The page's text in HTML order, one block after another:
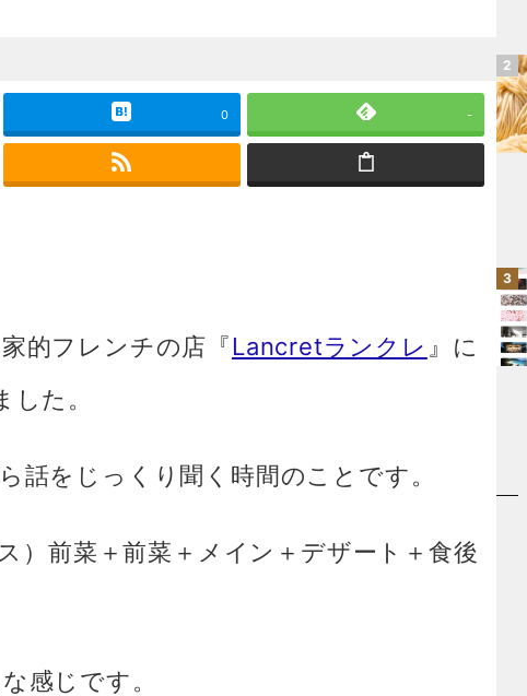
0 -
的フレンチの店『Lancretランクレ 』に
た。
話をじっくり聞く時間のことです。
前菜＋前菜＋メイン＋デザート＋食後
感じです。